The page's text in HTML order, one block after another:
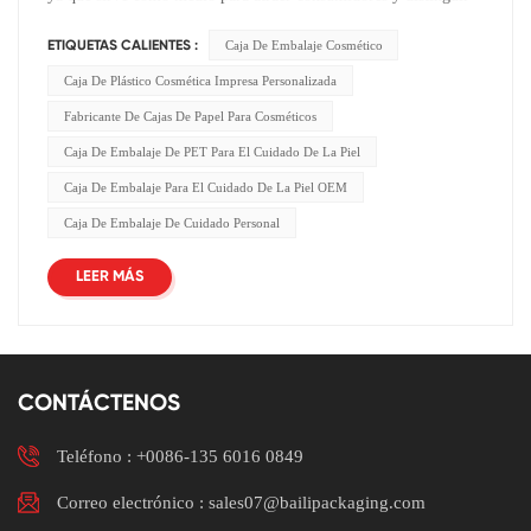
ETIQUETAS CALIENTES : Caja De Embalaje Cosmético
Caja De Plástico Cosmética Impresa Personalizada
Fabricante De Cajas De Papel Para Cosméticos
Caja De Embalaje De PET Para El Cuidado De La Piel
Caja De Embalaje Para El Cuidado De La Piel OEM
Caja De Embalaje De Cuidado Personal
LEER MÁS
CONTÁCTENOS
Teléfono : +0086-135 6016 0849
Correo electrónico : sales07@bailipackaging.com